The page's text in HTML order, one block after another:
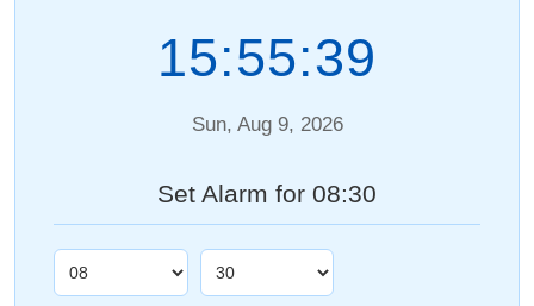
15:55:39
Sun, Aug 9, 2026
Set Alarm for 08:30